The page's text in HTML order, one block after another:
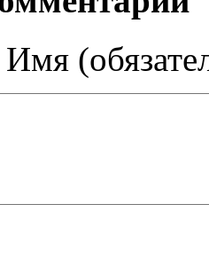
Имя